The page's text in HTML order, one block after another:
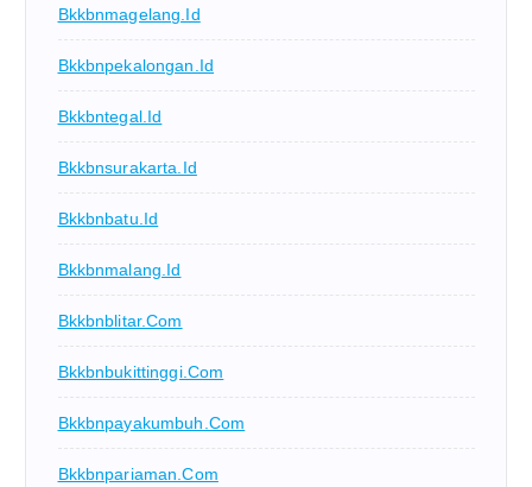
Bkkbnmagelang.id
Bkkbnpekalongan.id
Bkkbntegal.id
Bkkbnsurakarta.id
Bkkbnbatu.id
Bkkbnmalang.id
Bkkbnblitar.com
Bkkbnbukittinggi.com
Bkkbnpayakumbuh.com
Bkkbnpariaman.com